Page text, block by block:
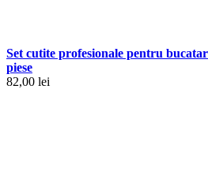
Set cutite profesionale pentru
piese
82,00 lei